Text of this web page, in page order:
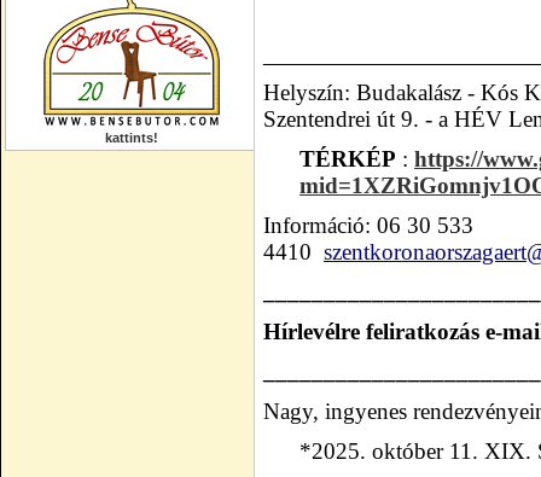
kattints!
Helyszín: Budakalász - Kós
Szentendrei út 9. - a HÉV
TÉRKÉP : https://
Információ: 06 30 533
4410
Hírlevélre feliratkozás e-
Nagy, ingyenes
*2025. október 11. XIX.